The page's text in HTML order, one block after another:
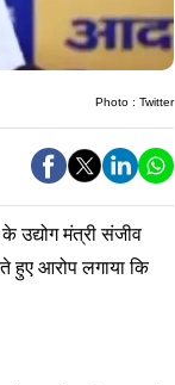
Photo : Twitter
उद्योग मंत्री संजीव
हुए आरोप लगाया कि